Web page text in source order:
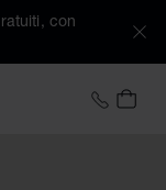
con
+41
IL